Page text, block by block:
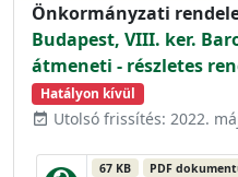
Önkormányzati
Budapest, VIII. ker.
átmeneti - részletes
Hatályon kívül
event_available Utolsó frissítés: 2022.
67 KB PDF